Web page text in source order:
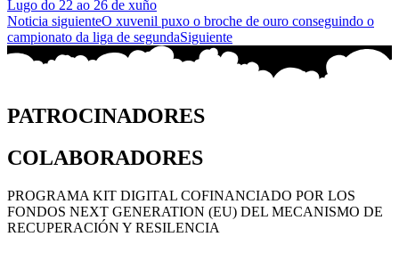
Lugo do 22 ao 26 de xuño
Noticia siguienteO xuvenil puxo o broche de ouro conseguindo o
campionato da liga de segundaSiguiente
PATROCINADORES
COLABORADORES
PROGRAMA KIT DIGITAL COFINANCIADO POR LOS
FONDOS NEXT GENERATION (EU) DEL MECANISMO DE
RECUPERACIÓN Y RESILENCIA